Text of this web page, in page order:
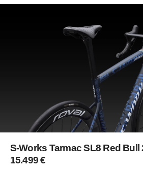
S-Works Tarmac SL8 Red Bull
15.499 €